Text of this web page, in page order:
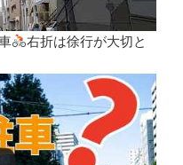
右折は徐行が大切と